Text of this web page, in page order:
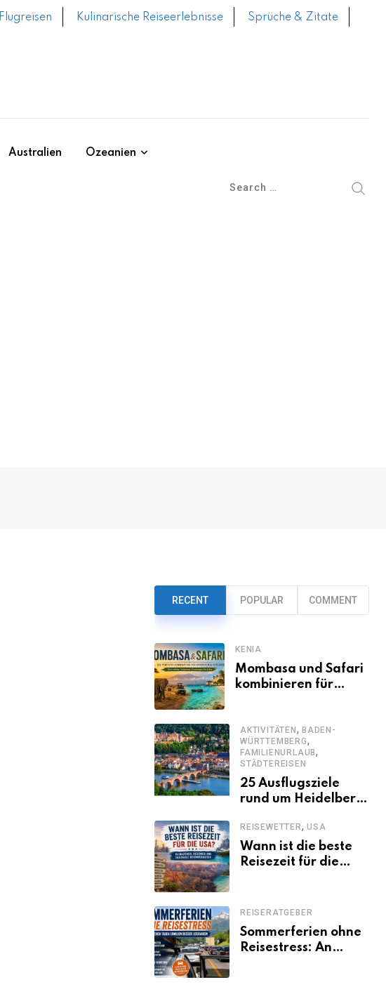
Flugreisen Kulinarische Reiseerlebnisse
Sprüche & Zitate
Australien Ozeanien
RECENT POPULAR COMMENT
KENIA
Mombasa und Safari
kombinieren für
Kenia-Urlaub
AKTIVITÄTEN , BADEN-
WÜRTTEMBERG,
FAMILIENURLAUB,
STÄDTEREISEN
25 Ausflugsziele
rund um Heidelberg,
sollte
REISEWETTER, USA
Wann ist die beste
Reisezeit für die
saisonale
Besonderheiten
REISERATGEBER
Sommerferien ohne
Reisestress: An